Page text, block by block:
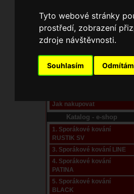
Tyto webové stránky
prostředí, zobrazení
zdroje návštěvnosti.
Souhlasím Odmítám
Domů
Pracoviště laser
Nové pracoviště firmy
Jak nakupovat
Katalog - e-shop
1. Sporákové kování
RUSTIK SV
3. Sporákové kování LINE
4. Sporákové kování
PATINA
5. Sporákové kování
BLACK